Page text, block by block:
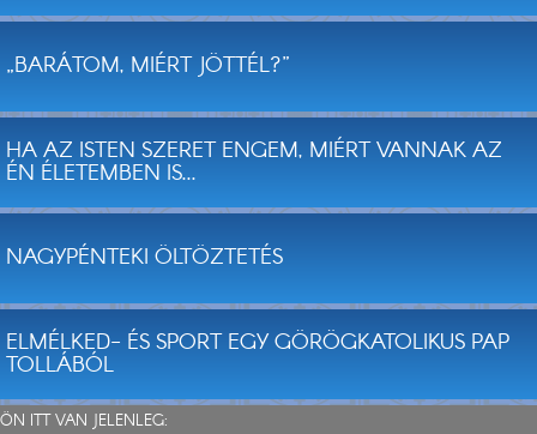
„BARÁTOM, MIÉRT JÖTTÉL?”
HA AZ ISTEN SZERET ENGEM, MIÉRT VANNAK AZ
ÉN ÉLETEMBEN IS...
NAGYPÉNTEKI ÖLTÖZTETÉS
ELMÉLKED- ÉS SPORT EGY GÖRÖGKATOLIKUS PAP
TOLLÁBÓL
ÖN ITT VAN JELENLEG: